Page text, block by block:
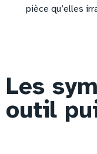
pièce qu’elles
Les
outil